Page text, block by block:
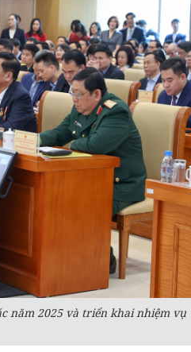
năm 2025 và triển khai nhiệm vụ